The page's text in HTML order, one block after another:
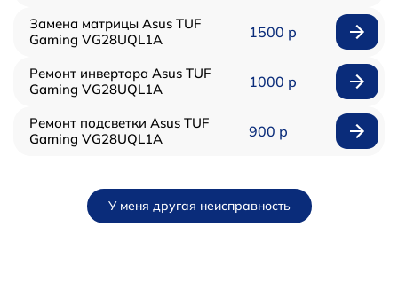
Замена матрицы Asus TUF
Gaming VG28UQL1A
1500 р
Ремонт инвертора Asus TUF
Gaming VG28UQL1A
1000 р
Ремонт подсветки Asus TUF
Gaming VG28UQL1A
900 р
У меня другая неисправность